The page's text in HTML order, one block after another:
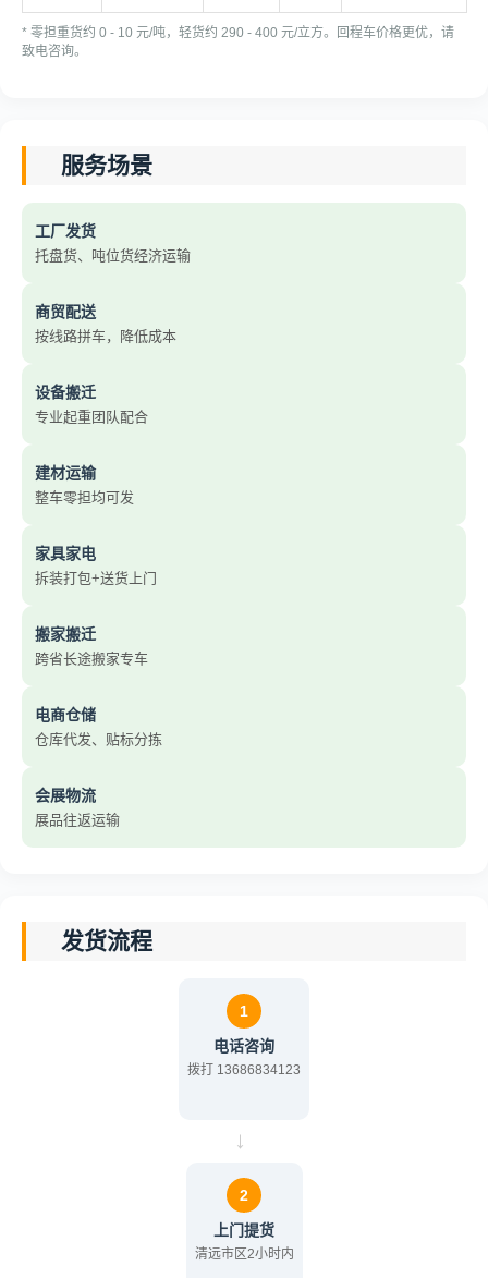
* 零担重货约 0 - 10 元/吨，轻货约 290 - 400 元/立方。回程车价格更优，请
致电咨询。
服务场景
工厂发货
托盘货、吨位货经济运输
商贸配送
按线路拼车，降低成本
设备搬迁
专业起重团队配合
建材运输
整车零担均可发
家具家电
拆装打包+送货上门
搬家搬迁
跨省长途搬家专车
电商仓储
仓库代发、贴标分拣
会展物流
展品往返运输
发货流程
1
电话咨询
拨打 13686834123
→
2
上门提货
清远市区2小时内